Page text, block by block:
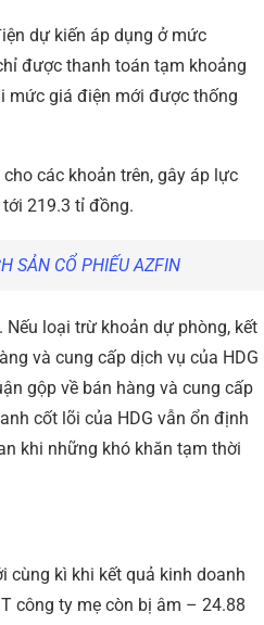
dự kiến áp dụng ở mức
được thanh toán tạm khoảng
mức giá điện mới được thống
các khoản trên, gây áp lực
219.3 tỉ đồng.
SẢN CỔ PHIẾU AZFIN
loại trừ khoản dự phòng, kết
và cung cấp dịch vụ của HDG
gộp về bán hàng và cung cấp
cốt lõi của HDG vẫn ổn định
khi những khó khăn tạm thời
cùng kì khi kết quả kinh doanh
công ty mẹ còn bị âm – 24.88